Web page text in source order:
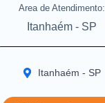
Area de Atendimento:
Itanhaém - SP
Itanhaém - SP